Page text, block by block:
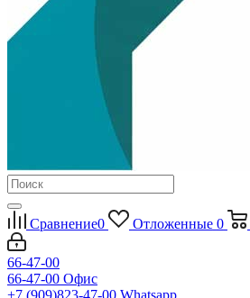
Сравнение0 Отложенные 0
66-47-00
66-47-00 Офис
+7 (909)823-47-00 Whatsapp